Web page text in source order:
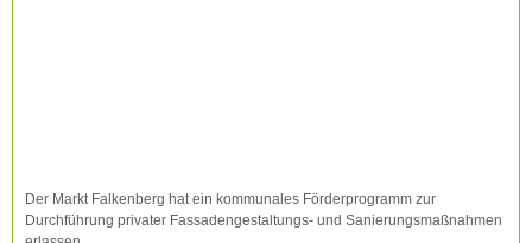
Der Markt Falkenberg hat ein kommunales Förderprogramm zur
Durchführung privater Fassadengestaltungs- und Sanierungsmaßnahmen